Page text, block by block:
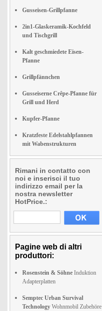
Gusseisen-Grillpfanne
2in1-Glaskeramik-Kochfeld
und Tischgrill
Kalt geschmiedete Eisen-
Pfanne
Grillpfännchen
Gusseiserne Crêpe-Pfanne für
Grill und Herd
Kupfer-Pfanne
Kratzfeste Edelstahlpfannen
mit Wabenstrukturen
Rimani in contatto con
noi e inserisci il tuo
indirizzo email per la
nostra newsletter
HotPrice.:
Pagine web di altri
produttori:
Rosenstein & Söhne Induktion
Adapterplatten
Semptec Urban Survival
Technology Wohnmobil Zubehöre